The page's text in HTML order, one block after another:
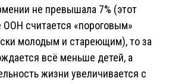
не превышала 7% (этот
ООН считается «пороговым»
молодым и стареющим), то за
всё меньше детей, а
жизни увеличивается с